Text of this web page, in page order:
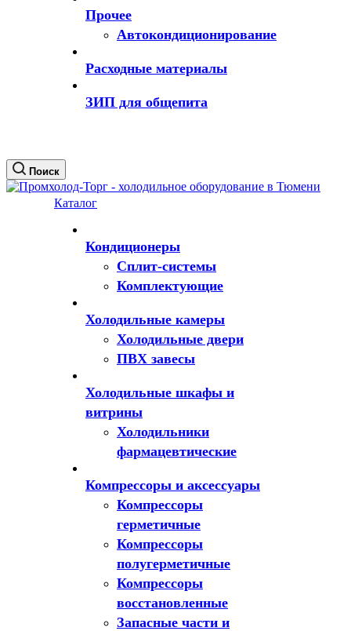
Прочее
Автокондиционирование
Расходные материалы
ЗИП для общепита
Поиск
Каталог
Кондиционеры
Сплит-системы
Комплектующие
Холодильные камеры
Холодильные двери
ПВХ завесы
Холодильные шкафы и
витрины
Холодильники
фармацевтические
Компрессоры и аксессуары
Компрессоры
герметичные
Компрессоры
полугерметичные
Компрессоры
восстановленные
Запасные части и